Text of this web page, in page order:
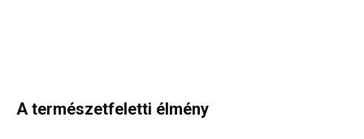
A természetfeletti élmény